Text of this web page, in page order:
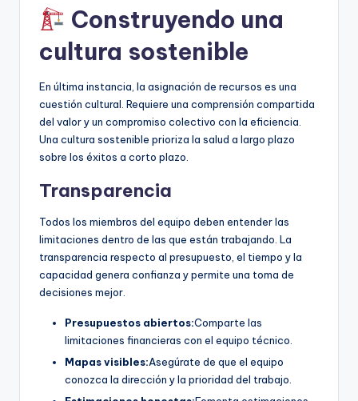
Construyendo una
cultura sostenible
En última instancia, la asignación de recursos es una
cuestión cultural. Requiere una comprensión compartida
del valor y un compromiso colectivo con la eficiencia.
Una cultura sostenible prioriza la salud a largo plazo
sobre los éxitos a corto plazo.
Transparencia
Todos los miembros del equipo deben entender las
limitaciones dentro de las que están trabajando. La
transparencia respecto al presupuesto, el tiempo y la
capacidad genera confianza y permite una toma de
decisiones mejor.
Presupuestos abiertos:Comparte las
limitaciones financieras con el equipo técnico.
Mapas visibles:Asegúrate de que el equipo
conozca la dirección y la prioridad del trabajo.